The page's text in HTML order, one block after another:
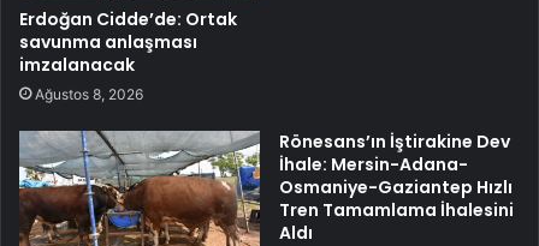
Erdoğan Cidde’de: Ortak
savunma anlaşması
imzalanacak
Ağustos 8, 2026
Rönesans’ın İştirakine Dev
İhale: Mersin-Adana-
Osmaniye-Gaziantep Hızlı
Tren Tamamlama İhalesini
Aldı